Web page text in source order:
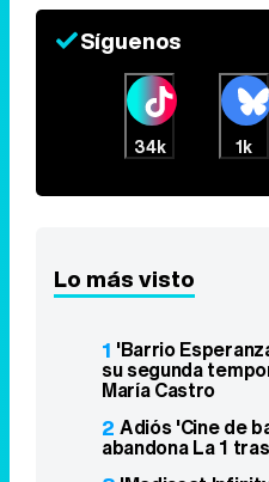
Síguenos
34k 1k
Lo más visto
1 'Barrio
su segunda
María Castro
2 Adiós 'Cine de
abandona La 1